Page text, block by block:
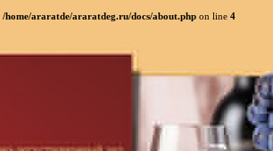
/home/araratde/araratdeg.ru/docs/about.php on line 4